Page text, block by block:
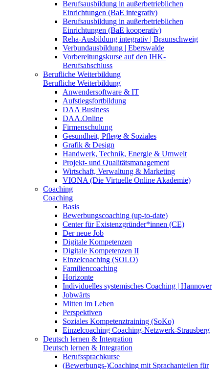
Berufsausbildung in außerbetrieblichen
Einrichtungen (BaE integrativ)
Berufsausbildung in außerbetrieblichen
Einrichtungen (BaE kooperativ)
Reha-Ausbildung integrativ | Braunschweig
Verbundausbildung | Eberswalde
Vorbereitungskurse auf den IHK-
Berufsabschluss
Berufliche Weiterbildung
Berufliche Weiterbildung
Anwendersoftware & IT
Aufstiegsfortbildung
DAA Business
DAA.Online
Firmenschulung
Gesundheit, Pflege & Soziales
Grafik & Design
Handwerk, Technik, Energie & Umwelt
Projekt- und Qualitätsmanagement
Wirtschaft, Verwaltung & Marketing
VIONA (Die Virtuelle Online Akademie)
Coaching
Coaching
Basis
Bewerbungscoaching (up-to-date)
Center für Existenzgründer*innen (CE)
Der neue Job
Digitale Kompetenzen
Digitale Kompetenzen II
Einzelcoaching (SOLO)
Familiencoaching
Horizonte
Individuelles systemisches Coaching | Hannover
Jobwärts
Mitten im Leben
Perspektiven
Soziales Kompetenztraining (SoKo)
Einzelcoaching Coaching-Netzwerk-Strausberg
Deutsch lernen & Integration
Deutsch lernen & Integration
Berufssprachkurse
(Bewerbungs-)Coaching mit Sprachanteilen für